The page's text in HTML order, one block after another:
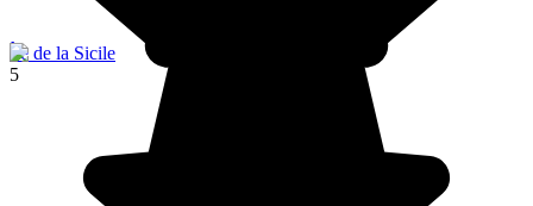
Île de la Sicile
5